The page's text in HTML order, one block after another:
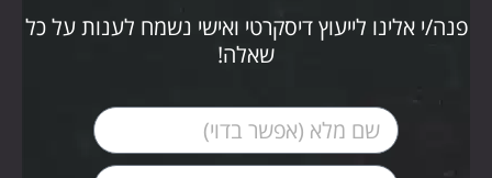
פנה/י אלינו לייעוץ דיסקרטי ואישי נשמח לענות על כל
שאלה!